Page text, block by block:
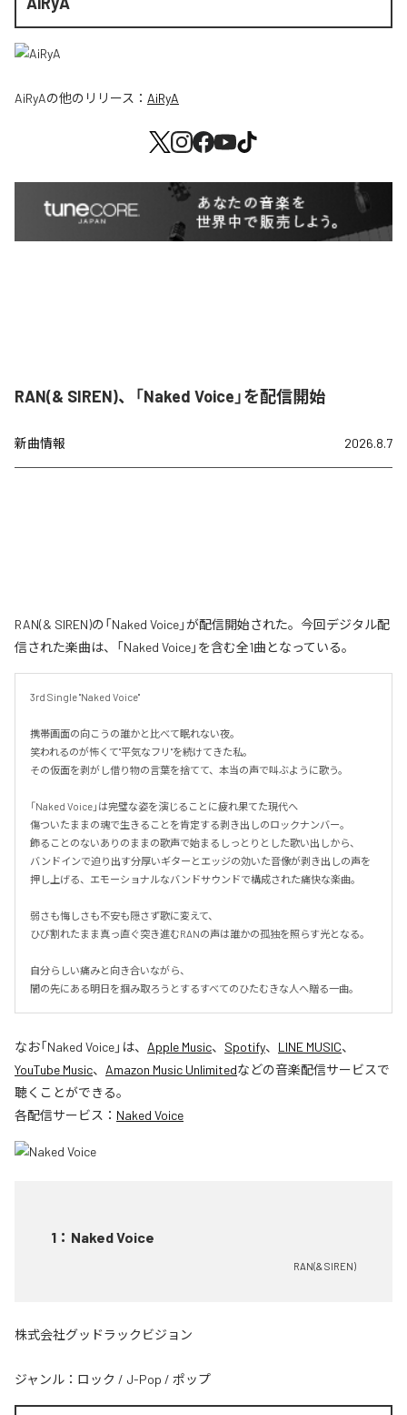
AiRyAの他のリリース： AiRyA
RAN(& SIREN)、「Naked Voice」を配信開始
新曲情報 2026.8.7
RAN(& SIREN)の「Naked Voice」が配信開始された。今回デジタル配
信された楽曲は、「Naked Voice」を含む全1曲となっている。
3rd Single "Naked Voice"
携帯画面の向こうの誰かと比べて眠れない夜。
笑われるのが怖くて"平気なフリ"を続けてきた私。
その仮面を剥がし借り物の言葉を捨てて、本当の声で叫ぶように歌う。
「Naked Voice」は完璧な姿を演じることに疲れ果てた現代へ
傷ついたままの魂で生きることを肯定する剥き出しのロックナンバー。
飾ることのないありのままの歌声で始まるしっとりとした歌い出しから、
バンドインで迫り出す分厚いギターとエッジの効いた音像が剥き出しの声を
押し上げる、エモーショナルなバンドサウンドで構成された痛快な楽曲。
弱さも悔しさも不安も隠さず歌に変えて、
ひび割れたまま真っ直ぐ突き進むRANの声は誰かの孤独を照らす光となる。
自分らしい痛みと向き合いながら、
闇の先にある明日を掴み取ろうとするすべてのひたむきな人へ贈る一曲。
なお「Naked Voice」は、 Apple Music、 Spotify、 LINE MUSIC、
YouTube Music、 Amazon Music Unlimitedなどの音楽配信サービスで
聴くことができる。
各配信サービス： Naked Voice
1 ： Naked Voice
RAN(& SIREN)
株式会社グッドラックビジョン
ジャンル： ロック / J-Pop / ポップ